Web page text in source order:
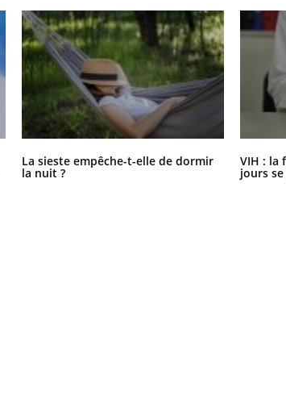
La sieste empêche-t-elle de dormir
la nuit ?
VIH : la
jours